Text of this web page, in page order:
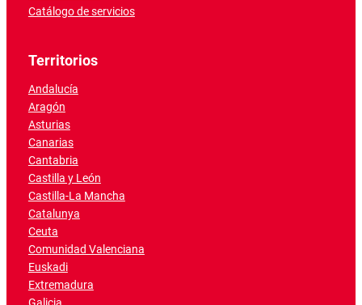
Catálogo de servicios
Territorios
Andalucía
Aragón
Asturias
Canarias
Cantabria
Castilla y León
Castilla-La Mancha
Catalunya
Ceuta
Comunidad Valenciana
Euskadi
Extremadura